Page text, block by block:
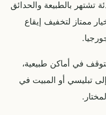
تشتهر بالطبيعة والحدائق
ممتاز لتخفيف إيقاع
في أماكن طبيعية،
إلى تبليسي أو المبيت في